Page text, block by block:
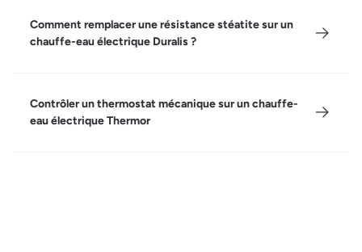
Comment remplacer une résistance stéatite sur un
chauffe-eau électrique Duralis ?
Contrôler un thermostat mécanique sur un chauffe-
eau électrique Thermor